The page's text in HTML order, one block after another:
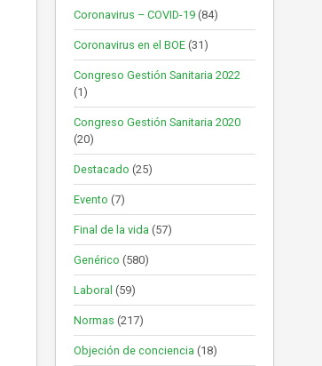
Coronavirus – COVID-19(84)
Coronavirus en el BOE(31)
Congreso Gestión Sanitaria 2022
(1)
Congreso Gestión Sanitaria 2020
(20)
Destacado (25)
Evento (7)
Final de la vida (57)
Genérico (580)
Laboral (59)
Normas (217)
Objeción de conciencia (18)